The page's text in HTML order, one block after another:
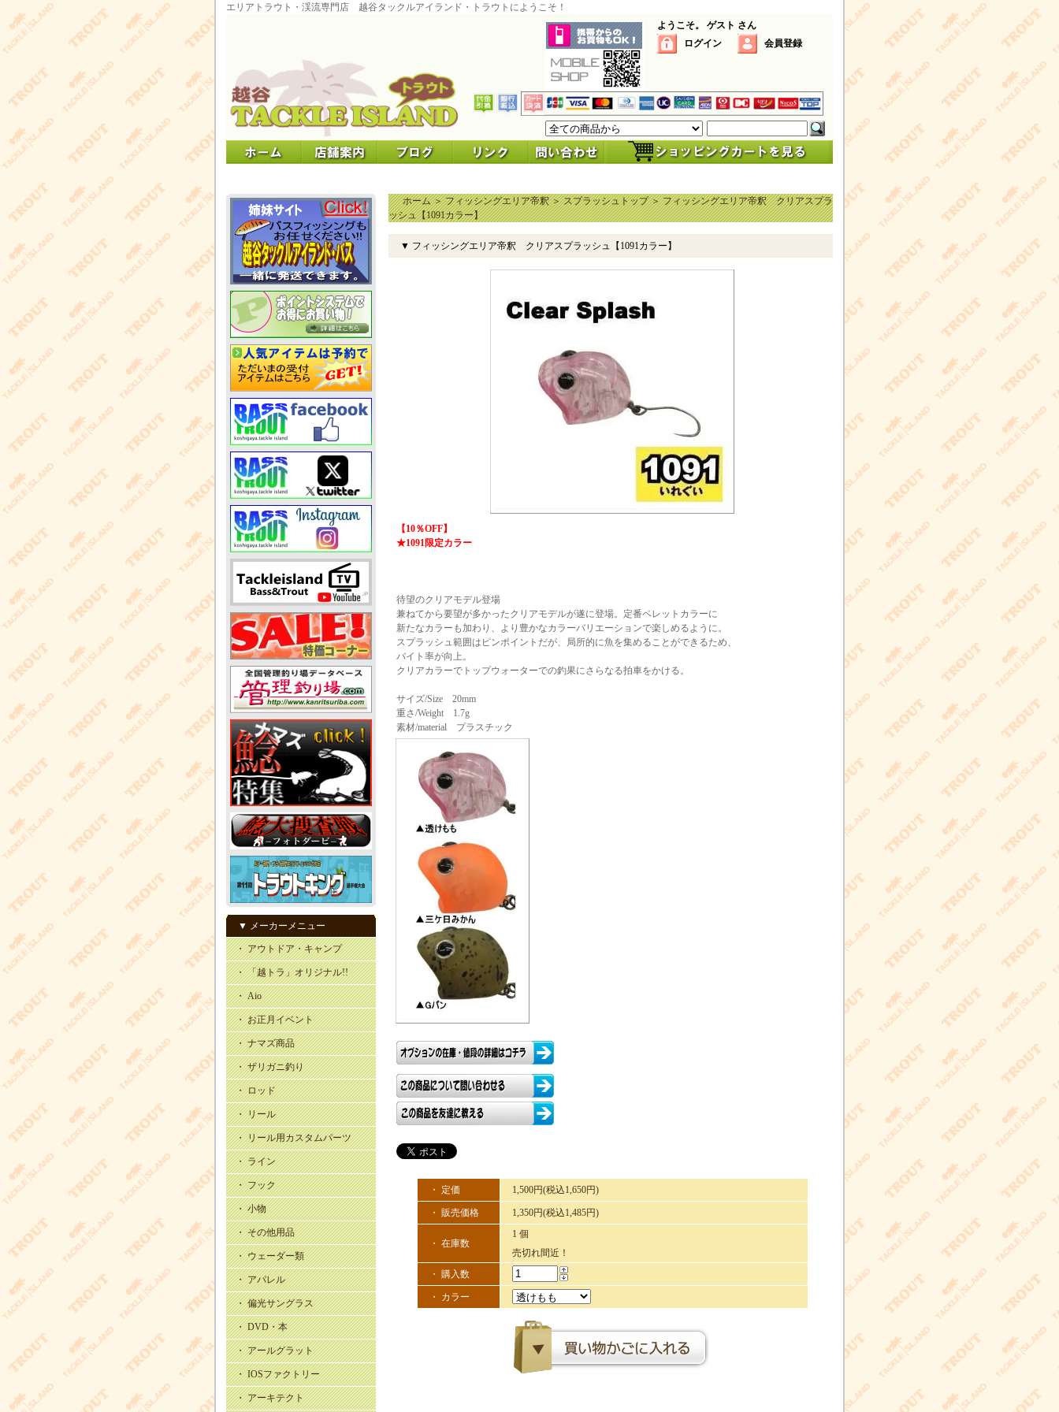
エリアトラウト・渓流専門店 越谷タックルアイランド・トラウトにようこそ！
ようこそ。 ゲスト さん
ログイン
会員登録
▼ メーカーメニュー
・ アウトドア・キャンプ
・ 「越トラ」オリジナル!!
・ Aio
・ お正月イベント
・ ナマズ商品
・ ザリガニ釣り
・ ロッド
・ リール
・ リール用カスタムパーツ
・ ライン
・ フック
・ 小物
・ その他用品
・ ウェーダー類
・ アパレル
・ 偏光サングラス
・ DVD・本
・ アールグラット
・ IOSファクトリー
・ アーキテクト
ホーム＞フィッシングエリア帝釈＞スプラッシュトップ＞フィッシングエリア帝釈 クリアスプラ
ッシュ【1091カラー】
▼ フィッシングエリア帝釈 クリアスプラッシュ【1091カラー】
【10％OFF】
★1091限定カラー
待望のクリアモデル登場
兼ねてから要望が多かったクリアモデルが遂に登場。定番ペレットカラーに
新たなカラーも加わり、より豊かなカラーバリエーションで楽しめるように。
スプラッシュ範囲はピンポイントだが、局所的に魚を集めることができるため、
バイト率が向上。
クリアカラーでトップウォーターでの釣果にさらなる拍車をかける。
サイズ/Size 20mm
重さ/Weight 1.7g
素材/material プラスチック
・ 定価 1,500円(税込1,650円)
・ 販売価格 1,350円(税込1,485円)
・ 在庫数
1 個
売切れ間近！
・ 購入数
・ カラー